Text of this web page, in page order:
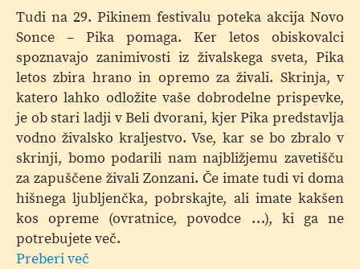
Županovo
priznanje
Tudi na 29. Pikinem festivalu poteka akcija Novo
Sonce – Pika pomaga. Ker letos obiskovalci
spoznavajo zanimivosti iz živalskega sveta, Pika
letos zbira hrano in opremo za živali. Skrinja, v
katero lahko odložite vaše dobrodelne prispevke,
je ob stari ladji v Beli dvorani, kjer Pika predstavlja
vodno živalsko kraljestvo. Vse, kar se bo zbralo v
skrinji, bomo podarili nam najbližjemu zavetišču
za zapuščene živali Zonzani. Če imate tudi vi doma
hišnega ljubljenčka, pobrskajte, ali imate kakšen
kos opreme (ovratnice, povodce …), ki ga ne
potrebujete več.
Preberi več